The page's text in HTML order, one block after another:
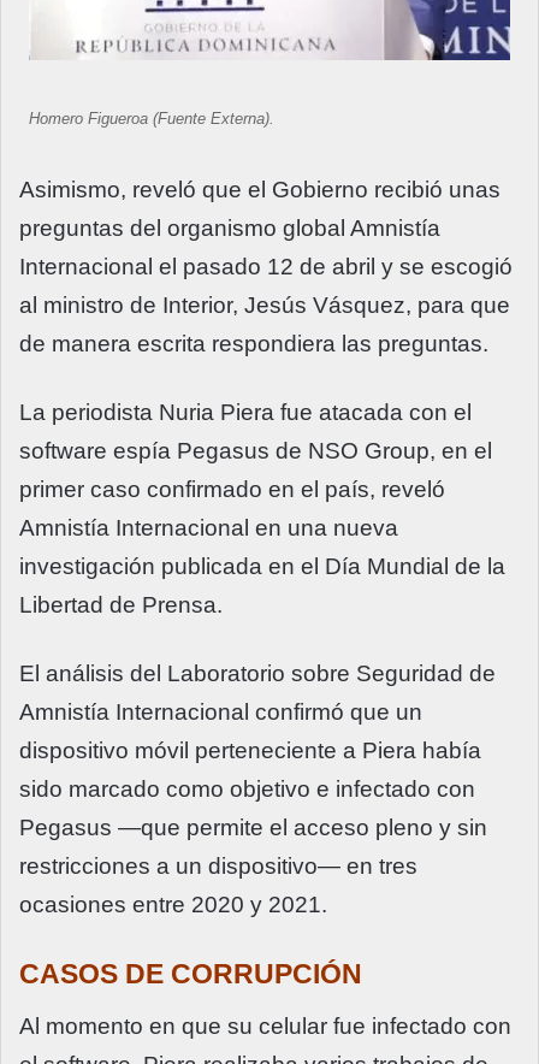
Homero Figueroa (Fuente Externa).
Asimismo, reveló que el Gobierno recibió unas
preguntas del organismo global Amnistía
Internacional el pasado 12 de abril y se escogió
al ministro de Interior, Jesús Vásquez, para que
de manera escrita respondiera las preguntas.
La periodista Nuria Piera fue atacada con el
software espía Pegasus de NSO Group, en el
primer caso confirmado en el país, reveló
Amnistía Internacional en una nueva
investigación publicada en el Día Mundial de la
Libertad de Prensa.
El análisis del Laboratorio sobre Seguridad de
Amnistía Internacional confirmó que un
dispositivo móvil perteneciente a Piera había
sido marcado como objetivo e infectado con
Pegasus —que permite el acceso pleno y sin
restricciones a un dispositivo— en tres
ocasiones entre 2020 y 2021.
CASOS DE CORRUPCIÓN
Al momento en que su celular fue infectado con